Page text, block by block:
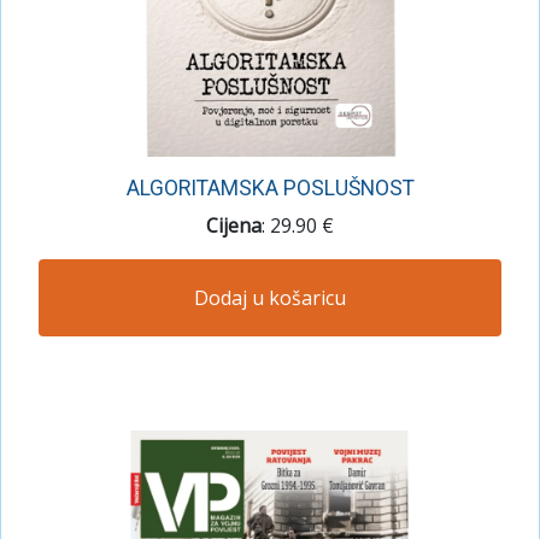
ALGORITAMSKA POSLUŠNOST
Cijena: 29.90 €
Dodaj u košaricu